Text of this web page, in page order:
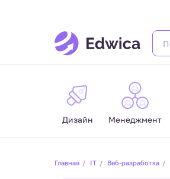
Дизайн Менеджмент
Главная IT Веб-разработка